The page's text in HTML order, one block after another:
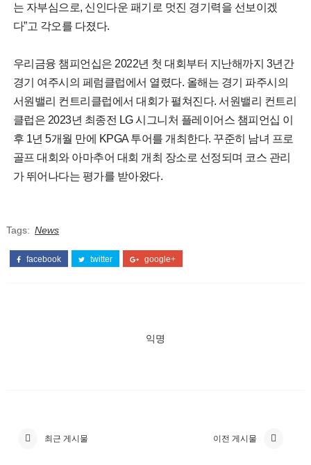
는 자부심으로, 신인다운 패기로 멋진 경기력을 선보이겠
다”고 각오를 다졌다.
우리금융 챔피언십은 2022년 첫 대회부터 지난해까지 3년간
경기 여주시의 페럼클럽에서 열렸다. 올해는 경기 파주시의
서원밸리 컨트리클럽에서 대회가 펼쳐진다. 서원밸리 컨트리
클럽은 2023년 최종전 LG 시그니처 플레이어스 챔피언십 이
후 1년 5개월 만에 KPGA 투어를 개최한다. 꾸준히 남녀 프로
골프 대회와 아마추어 대회 개최 장소로 선정되며 코스 관리
가 뛰어나다는 평가를 받아왔다.
Tags: News
facebook twitter google+
익명
최근 게시물 이전 게시물